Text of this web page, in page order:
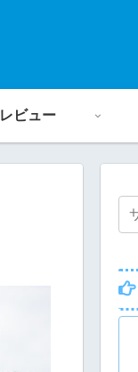
レビュー